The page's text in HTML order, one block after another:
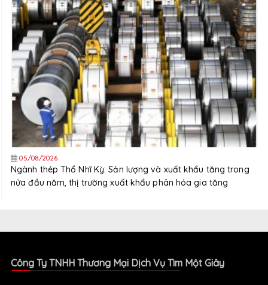
05/08/2026
Ngành thép Thổ Nhĩ Kỳ: Sản lượng và xuất khẩu tăng trong
nửa đầu năm, thị trường xuất khẩu phân hóa gia tăng
Công Ty TNHH Thương Mại Dịch Vụ Tìm Một Giây